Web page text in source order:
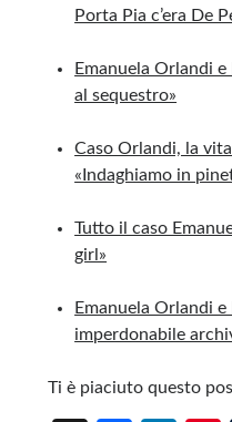
Porta Pia c’era De
Emanuela Orlandi
al sequestro»
Caso Orlandi, la
«Indaghiamo in
Tutto il caso
girl»
Emanuela Orlandi
imperdonabile
Ti è piaciuto questo